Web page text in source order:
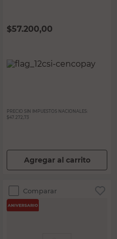
$57.200,00
PRECIO SIN IMPUESTOS NACIONALES:
$47.272,73
Agregar al carrito
Comparar